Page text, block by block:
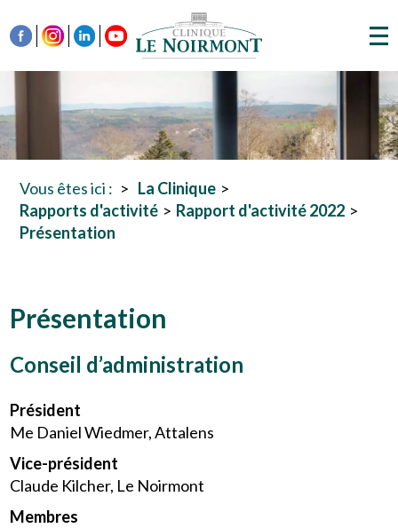
Vous êtes ici :
La Clinique
Rapports d'activité
Rapport d'activité 2022
Présentation
Présentation
Conseil d’administration
Président
Me Daniel Wiedmer, Attalens
Vice-président
Claude Kilcher, Le Noirmont
Membres